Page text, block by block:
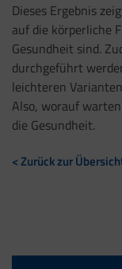
Dieses Ergebnis
auf die körperliche
Gesundheit sind.
durchgeführt
leichteren
Also, worauf
die Gesundheit.
< Zurück zur